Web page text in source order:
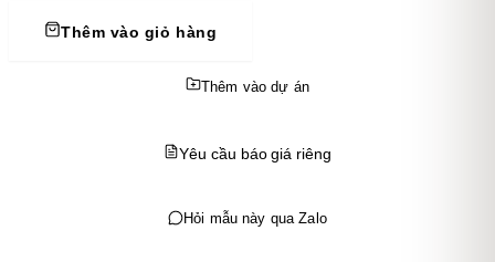
trang trí riêng biệt. Chính sách giá ưu đãi cho đơn hàng số lượng lớn:
biệt là với các khách hàng doanh nghiệp hoặc đối tác tổ chức sự
hoặc nước ngoài. Hỗ trợ kỹ thuật trọn đời Chương trình khách hàng
đơn hàng, sau đó có thể sử dụng điểm để nhận ưu đãi trong các lần
Thêm vào giỏ hàng
Thêm vào dự án
Yêu cầu báo giá riêng
Hỏi mẫu này qua Zalo